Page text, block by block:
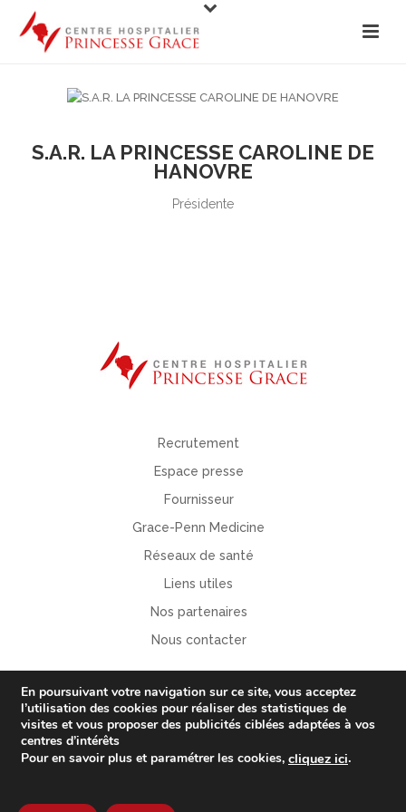
S.A.R. LA PRINCESSE CAROLINE DE
HANOVRE
Présidente
Recrutement
Espace presse
Fournisseur
Grace-Penn Medicine
Réseaux de santé
Liens utiles
Nos partenaires
Nous contacter
Plan du site- Mentions légales
En poursuivant votre navigation sur ce site, vous acceptez
l’utilisation des cookies pour réaliser des statistiques de
visites et vous proposerdes publicités ciblées adaptées à vos
centres d’intérêts
Pour en savoir plus et paramétrer les cookies, cliquez ici.